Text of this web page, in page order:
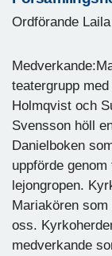
Ordförande
teatergrupp
Holmqvist och
Svensson höll
Danielboken
uppförde
lejongropen.
Mariakören
oss.
medverkande